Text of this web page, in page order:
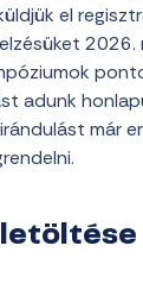
el
2026.
adunk
már
letöltése